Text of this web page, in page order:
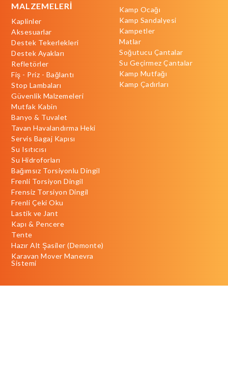
MALZEMELERİ
Kaplinler
Aksesuarlar
Destek Tekerlekleri
Destek Ayakları
Refletörler
Fiş - Priz - Bağlantı
Stop Lambaları
Güvenlik Malzemeleri
Mutfak Kabin
Banyo & Tuvalet
Tavan Havalandırma Heki
Servis Bagaj Kapısı
Su Isıtıcısı
Su Hidroforları
Bağımsız Torsiyonlu Dingil
Frenli Torsiyon Dingil
Frensiz Torsiyon Dingil
Frenli Çeki Oku
Lastik ve Jant
Kapı & Pencere
Tente
Hazır Alt Şasiler (Demonte)
Karavan Mover Manevra
Sistemi
Kamp Ocağı
Kamp Sandalyesi
Kampetler
Matlar
Soğutucu Çantalar
Su Geçirmez Çantalar
Kamp Mutfağı
Kamp Çadırları